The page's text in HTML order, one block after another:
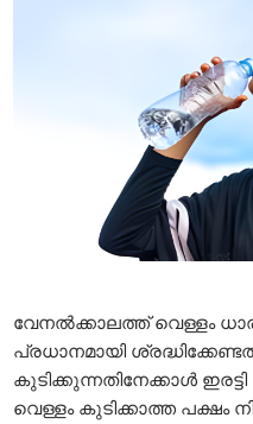
വേനല്‍ക്കാലത്ത് വെള്ളം
പ്രധാനമായി
കുടിക്കുന്നതിനേക്കാള്‍
വെള്ളം കുടിക്കാത്ത പക്ഷം